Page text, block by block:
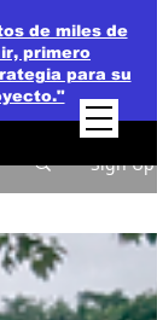
de miles de
primero
para su
Sign Up